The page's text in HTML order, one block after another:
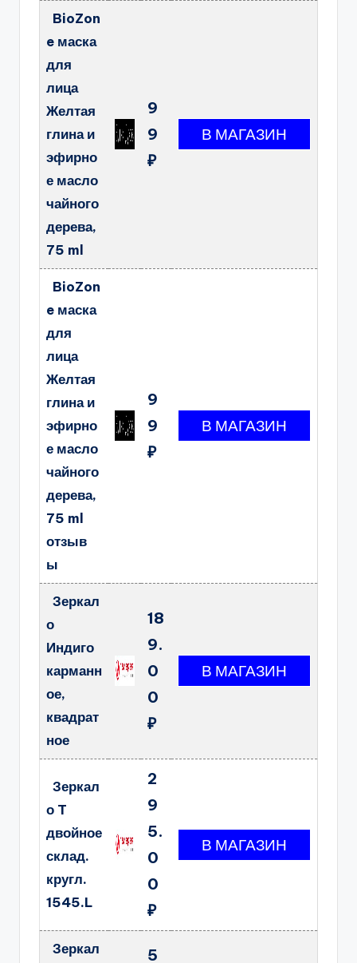
BioZon
e маска
для
лица
Желтая
глина и
эфирно
е масло
чайного
дерева,
75 ml
9
9
₽
BioZon
e маска
для
лица
Желтая
глина и
эфирно
е масло
чайного
дерева,
75 ml
отзыв
ы
9
9
₽
Зеркал
о
Индиго
карманн
ое,
квадрат
ное
18
9.
0
0
₽
Зеркал
о T
двойное
склад.
кругл.
1545.L
2
9
5.
0
0
₽
Зеркал 5